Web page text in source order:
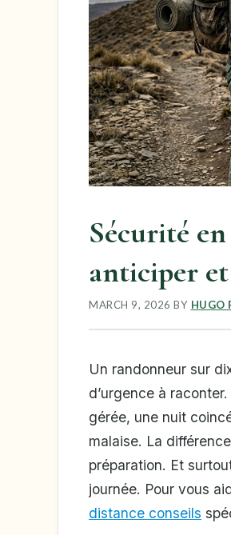
Sécurité
anticiper
MARCH 9, 2026 BY HUGO
Un randonneur sur
d’urgence à
gérée, une nuit
malaise. La
préparation. Et
journée. Pour vous
distance conseils